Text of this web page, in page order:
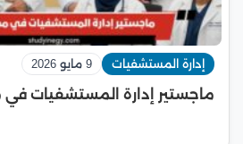
إدارة المستشفيات 9 مايو 2026
ماجستير إدارة المستشفيات في